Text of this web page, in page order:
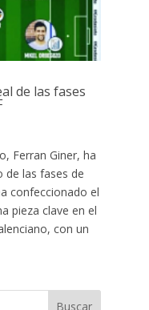
de las fases
Ferran Giner, ha
de las fases de
confeccionado el
pieza clave en el
con un